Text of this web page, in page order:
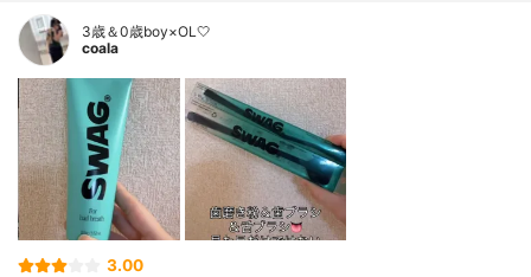
3歳＆0歳boy×OL🤍
coala
3.00